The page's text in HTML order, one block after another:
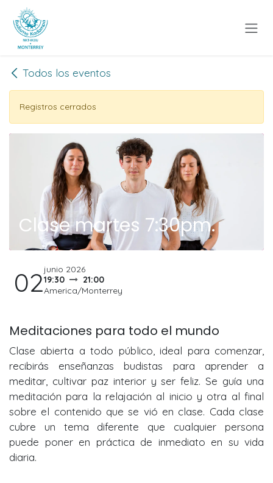
Ir al contenido
Todos los eventos
Registros cerrados
Clase martes 7:30pm.
02junio 2026
19:30
21:00
America/Monterrey
Meditaciones para todo el mundo
Clase abierta a todo público, ideal para comenzar,
recibirás enseñanzas budistas para aprender a
meditar, cultivar paz interior y ser feliz. Se guía una
meditación para la relajación al inicio y otra al final
sobre el contenido que se vió en clase. Cada clase
cubre un tema diferente que cualquier persona
puede poner en práctica de inmediato en su vida
diaria.